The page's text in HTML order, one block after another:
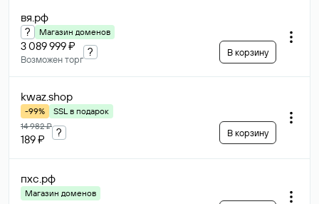
вя.рф
? Магазин доменов
3 089 999 ₽
Возможен торг
? В корзину
kwaz.shop
-99%
SSL в подарок
14 982 ₽
189 ₽
? В корзину
пхс.рф
Магазин доменов